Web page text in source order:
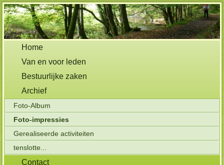
Home
Van en voor leden
Bestuurlijke zaken
Archief
Foto-Album
Foto-impressies
Gerealiseerde activiteiten
tenslotte...
Contact